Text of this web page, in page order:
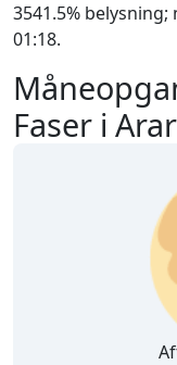
Faser i
3541.5%
01:18.